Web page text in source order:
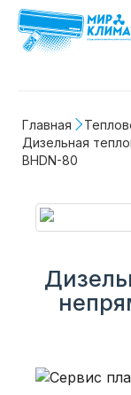
Главная
Дизельная
BHDN-80